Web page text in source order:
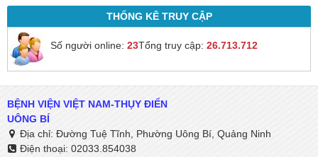
THỐNG KÊ TRUY CẬP
Số người online: 23Tổng truy cập: 26.713.712
BỆNH VIỆN VIỆT NAM-THỤY ĐIỂN
UÔNG BÍ
Địa chỉ: Đường Tuệ Tĩnh, Phường Uông Bí, Quảng Ninh
Điện thoại: 02033.854038